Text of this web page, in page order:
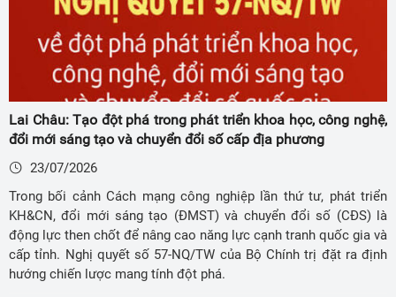
Lai Châu: Tạo đột phá trong phát triển khoa học, công nghệ,
đổi mới sáng tạo và chuyển đổi số cấp địa phương
23/07/2026
Trong bối cảnh Cách mạng công nghiệp lần thứ tư, phát triển
KH&CN, đổi mới sáng tạo (ĐMST) và chuyển đổi số (CĐS) là
động lực then chốt để nâng cao năng lực cạnh tranh quốc gia và
cấp tỉnh. Nghị quyết số 57-NQ/TW của Bộ Chính trị đặt ra định
hướng chiến lược mang tính đột phá.